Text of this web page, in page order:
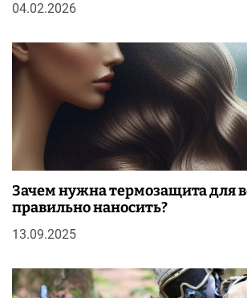
04.02.2026
Зачем нужна термозащита для
правильно наносить?
13.09.2025